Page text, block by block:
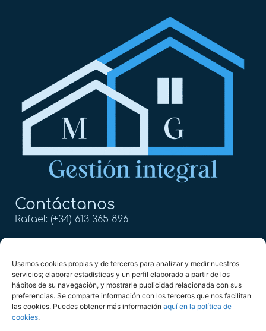
Usamos cookies propias y de terceros para analizar y medir nuestros
servicios; elaborar estadísticas y un perfil elaborado a partir de los
hábitos de su navegación, y mostrarle publicidad relacionada con sus
preferencias. Se comparte información con los terceros que nos facilitan
las cookies. Puedes obtener más información aquí en la política de
cookies.
Contáctanos
Rafael: (+34) 613 365 896
info@mg2022.com
Calle Alejandro Dumas 17,
29004, Málaga